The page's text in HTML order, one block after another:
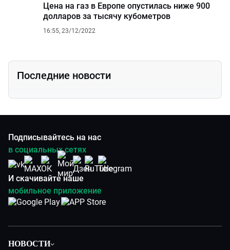
Цена на газ в Европе опустилась ниже 900
долларов за тысячу кубометров
16:55, 23/12/2022
Последние новости
Подписывайтесь на нас
в социальных сетях
И скачивайте наше
мобильное приложение
НОВОСТИ